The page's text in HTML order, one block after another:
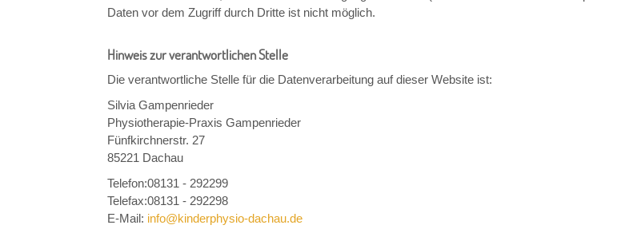
Daten vor dem Zugriff durch Dritte ist nicht möglich.
Hinweis zur verantwortlichen Stelle
Die verantwortliche Stelle für die Datenverarbeitung auf dieser Website ist:
Silvia Gampenrieder
Physiotherapie-Praxis Gampenrieder
Fünfkirchnerstr. 27
85221 Dachau
Telefon:08131 - 292299
Telefax:08131 - 292298
E-Mail: info@kinderphysio-dachau.de